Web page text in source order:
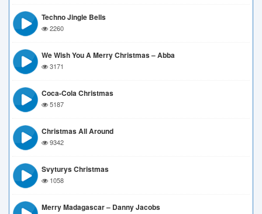
Techno Jingle Bells
2260
We Wish You A Merry Christmas – Abba
3171
Coca-Cola Christmas
5187
Christmas All Around
9342
Svyturys Christmas
1058
Merry Madagascar – Danny Jacobs